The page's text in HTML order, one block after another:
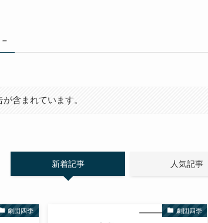
含まれています。
新着記事 人気記事
劇団四季 劇団四季